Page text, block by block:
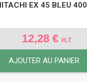
EX 45 BLEU
12,28 € H.T
AJOUTER AU PANIER